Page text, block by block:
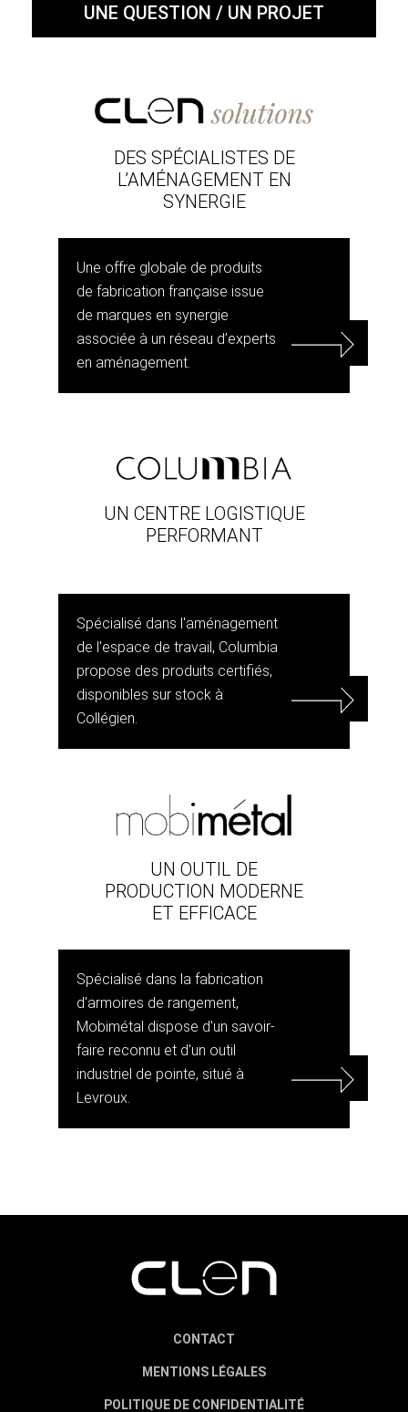
UNE QUESTION / UN PROJET
DES SPÉCIALISTES DE
L’AMÉNAGEMENT EN
SYNERGIE
Une offre globale de produits
de fabrication française issue
de marques en synergie
associée à un réseau d’experts
en aménagement.
UN CENTRE LOGISTIQUE
PERFORMANT
Spécialisé dans l'aménagement
de l'espace de travail, Columbia
propose des produits certifiés,
disponibles sur stock à
Collégien.
UN OUTIL DE
PRODUCTION MODERNE
ET EFFICACE
Spécialisé dans la fabrication
d'armoires de rangement,
Mobimétal dispose d'un savoir-
faire reconnu et d'un outil
industriel de pointe, situé à
Levroux.
CONTACT
MENTIONS LÉGALES
POLITIQUE DE CONFIDENTIALITÉ